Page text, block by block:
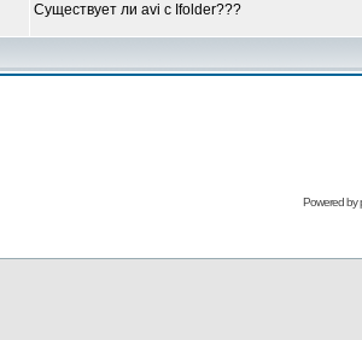
Существует ли avi с Ifolder???
Powered by